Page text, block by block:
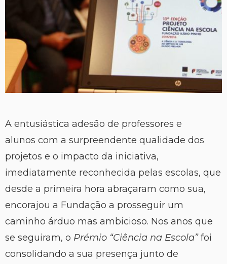
A entusiástica adesão de professores e
alunos com a surpreendente qualidade dos
projetos e o impacto da iniciativa,
imediatamente reconhecida pelas escolas, que
desde a primeira hora abraçaram como sua,
encorajou a Fundação a prosseguir um
caminho árduo mas ambicioso. Nos anos que
se seguiram, o Prémio “Ciência na Escola”foi
consolidando a sua presença junto de